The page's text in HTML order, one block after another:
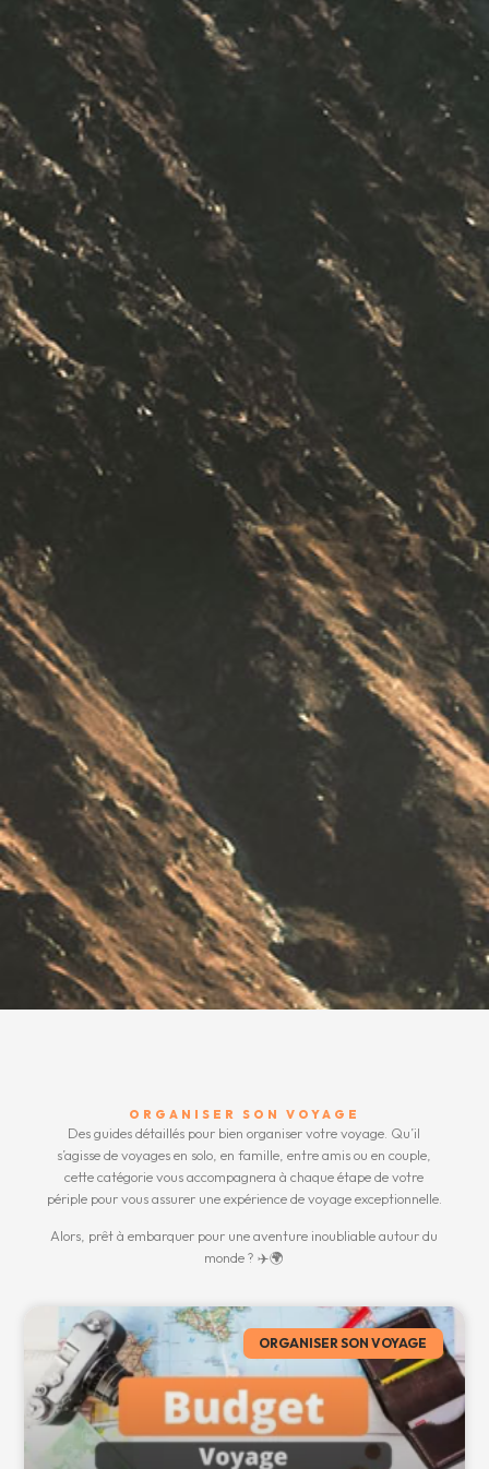
ORGANISER SON VOYAGE
Des guides détaillés pour bien organiser votre voyage. Qu’il
s’agisse de voyages en solo, en famille, entre amis ou en couple,
cette catégorie vous accompagnera à chaque étape de votre
périple pour vous assurer une expérience de voyage exceptionnelle.
Alors, prêt à embarquer pour une aventure inoubliable autour du
monde ? ✈️🌍
ORGANISER SON VOYAGE